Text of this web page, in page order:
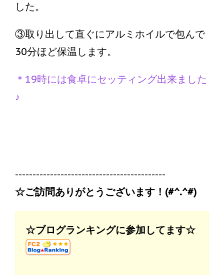
した。
③取り出して直ぐにアルミホイルで包んで
30分ほど保温します。
＊19時には食卓にセッティング出来ました
♪
-------------------------------------------
☆ご訪問ありがとうございます！(#^.^#)
☆ブログランキングに参加してます☆